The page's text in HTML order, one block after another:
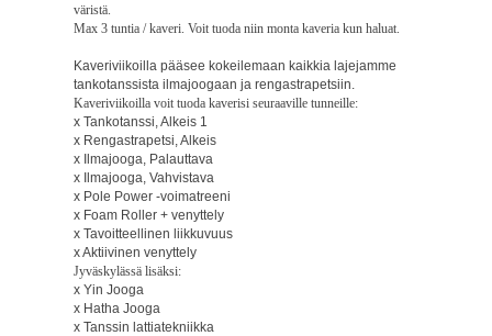
väristä.
Max 3 tuntia / kaveri. Voit tuoda niin monta kaveria kun haluat.
Kaveriviikoilla pääsee kokeilemaan kaikkia lajejamme
tankotanssista ilmajoogaan ja rengastrapetsiin.
Kaveriviikoilla voit tuoda kaverisi seuraaville tunneille:
x Tankotanssi, Alkeis 1
x Rengastrapetsi, Alkeis
x Ilmajooga, Palauttava
x Ilmajooga, Vahvistava
x Pole Power -voimatreeni
x Foam Roller + venyttely
x Tavoitteellinen liikkuvuus
x Aktiivinen venyttely
Jyväskylässä lisäksi:
x Yin Jooga
x Hatha Jooga
x Tanssin lattiatekniikka